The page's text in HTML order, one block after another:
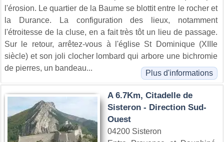
l'érosion. Le quartier de la Baume se blottit entre le rocher et
la Durance. La configuration des lieux, notamment
l'étroitesse de la cluse, en a fait très tôt un lieu de passage.
Sur le retour, arrêtez-vous à l'église St Dominique (XIIIe
siècle) et son joli clocher lombard qui arbore une bichromie
de pierres, un bandeau...
Plus d'informations
A 6.7Km, Citadelle de
Sisteron - Direction Sud-
Ouest
04200 Sisteron